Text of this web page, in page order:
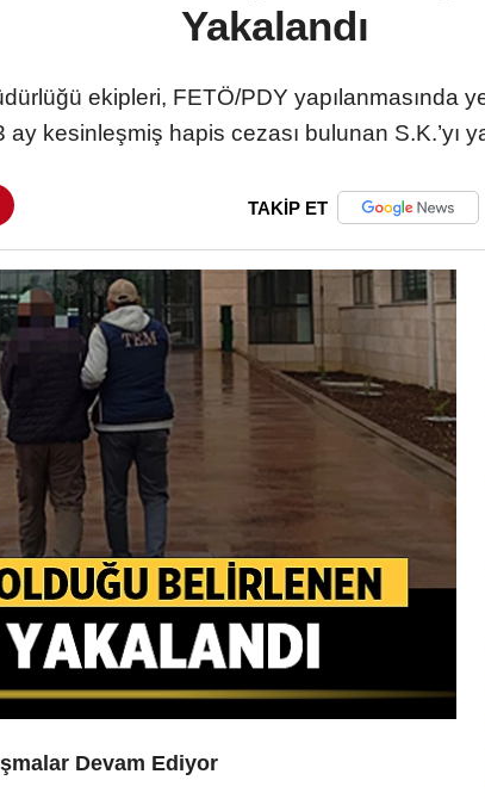
Yakalandı
ekipleri, FETÖ/PDY yapılanmasında
ay kesinleşmiş hapis cezası bulunan S.K.’yı
TAKİP ET
Devam Ediyor